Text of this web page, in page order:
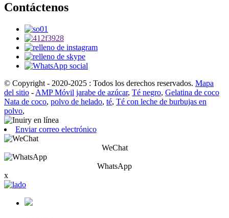
Contáctenos
© Copyright - 2020-2025 : Todos los derechos reservados. Mapa
del sitio - AMP Móvil jarabe de azúcar, Té negro, Gelatina de coco
Nata de coco, polvo de helado, té, Té con leche de burbujas en
polvo,
Enviar correo electrónico
WeChat
WhatsApp
x